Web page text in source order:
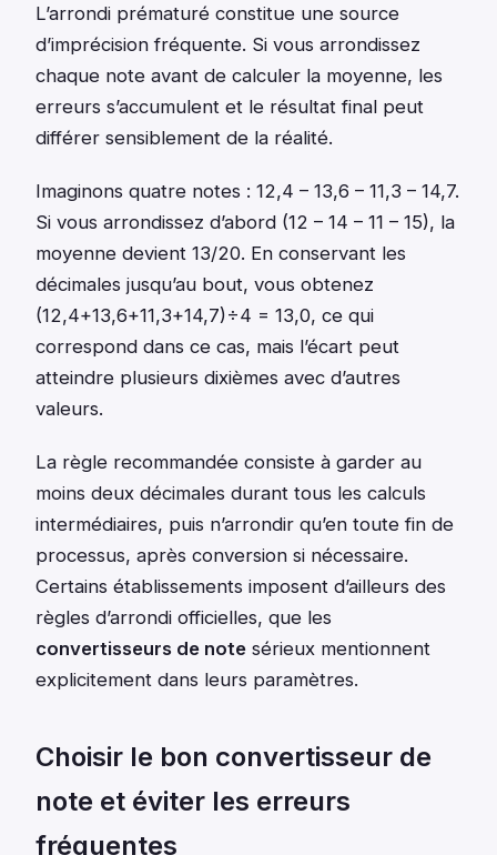
L’arrondi prématuré constitue une source
d’imprécision fréquente. Si vous arrondissez
chaque note avant de calculer la moyenne, les
erreurs s’accumulent et le résultat final peut
différer sensiblement de la réalité.
Imaginons quatre notes : 12,4 – 13,6 – 11,3 – 14,7.
Si vous arrondissez d’abord (12 – 14 – 11 – 15), la
moyenne devient 13/20. En conservant les
décimales jusqu’au bout, vous obtenez
(12,4+13,6+11,3+14,7)÷4 = 13,0, ce qui
correspond dans ce cas, mais l’écart peut
atteindre plusieurs dixièmes avec d’autres
valeurs.
La règle recommandée consiste à garder au
moins deux décimales durant tous les calculs
intermédiaires, puis n’arrondir qu’en toute fin de
processus, après conversion si nécessaire.
Certains établissements imposent d’ailleurs des
règles d’arrondi officielles, que les
convertisseurs de note sérieux mentionnent
explicitement dans leurs paramètres.
Choisir le bon convertisseur de
note et éviter les erreurs
fréquentes